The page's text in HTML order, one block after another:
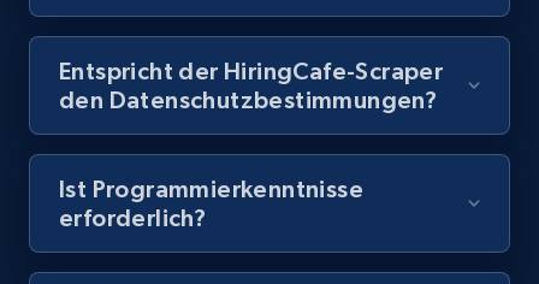
URL, Title, Youtuber, Youtuber md5, Video url,
Video length, Likes, Views, and more.
by podcast url
Entspricht der HiringCafe-Scraper
den Datenschutzbestimmungen?
Ist Programmierkenntnisse
erforderlich?